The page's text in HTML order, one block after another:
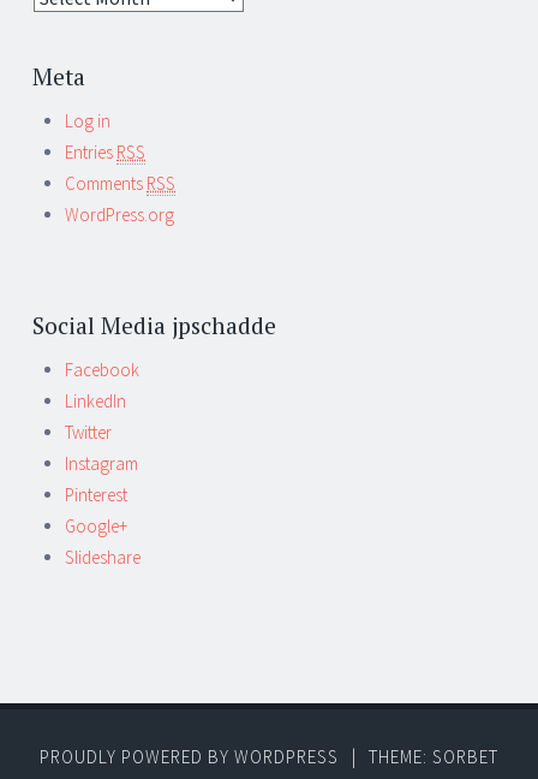
Meta
Log in
Entries RSS
Comments RSS
WordPress.org
Social Media jpschadde
Facebook
LinkedIn
Twitter
Instagram
Pinterest
Google+
Slideshare
PROUDLY POWERED BY WORDPRESS
THEME: SORBET